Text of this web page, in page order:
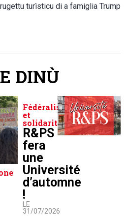
turìsticu di a famiglia Trump
DINÙ
Fédéralisme
et
solidarité
R&PS
fera
une
Université
d’automne
!
LE
31/07/2026